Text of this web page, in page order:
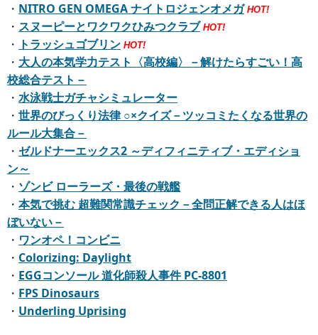
・ NITRO GEN OMEGA ナイトロジェンオメガ HOT!
・ スヌーピーとワクワクひみつクラブ HOT!
・ トラッシュゴブリン HOT!
・ 大人の本気学力テスト〈高校編〉－解けたらすごい！高
校総合テスト－
・ 水泳戦士ガチャシミュレーター
・ 世界のびっくり法律 ○×クイズ－ツッコミたくなる世界の
ルール大集合－
・ ゼルドナーエックス2 ～ディフィニティブ・エディショ
ン～
・ ゾンビ ローラーズ・最後の戦艦
・ 本気で挑む 超難関常識チェック－全問正解できる人はほ
ぼいない－
・ ワンオペ！コンビニ
・ Colorizing: Daylight
・ EGGコンソール 道化師殺人事件 PC-8801
・ FPS Dinosaurs
・ Underling Uprising